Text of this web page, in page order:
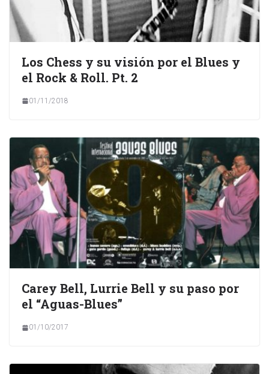
Los Chess y su visión por el Blues y
el Rock & Roll. Pt. 2
01/11/2018
Carey Bell, Lurrie Bell y su paso por
el “Aguas-Blues”
01/10/2017